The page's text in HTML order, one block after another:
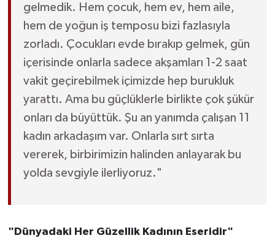
gelmedik. Hem çocuk, hem ev, hem aile,
hem de yoğun iş temposu bizi fazlasıyla
zorladı. Çocukları evde bırakıp gelmek, gün
içerisinde onlarla sadece akşamları 1-2 saat
vakit geçirebilmek içimizde hep burukluk
yarattı. Ama bu güçlüklerle birlikte çok şükür
onları da büyüttük. Şu an yanımda çalışan 11
kadın arkadaşım var. Onlarla sırt sırta
vererek, birbirimizin halinden anlayarak bu
yolda sevgiyle ilerliyoruz."
"Dünyadaki Her Güzellik Kadının Eseridir"
Yaşam